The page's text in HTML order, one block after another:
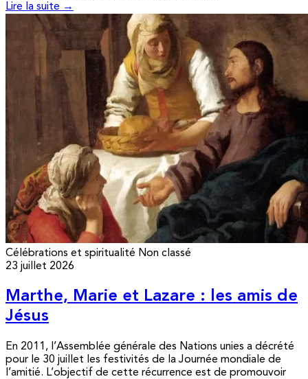
Lire la suite →
Célébrations et spiritualité Non classé
23 juillet 2026
Marthe, Marie et Lazare : les amis de
Jésus
En 2011, l’Assemblée générale des Nations unies a décrété
pour le 30 juillet les festivités de la Journée mondiale de
l’amitié. L’objectif de cette récurrence est de promouvoir